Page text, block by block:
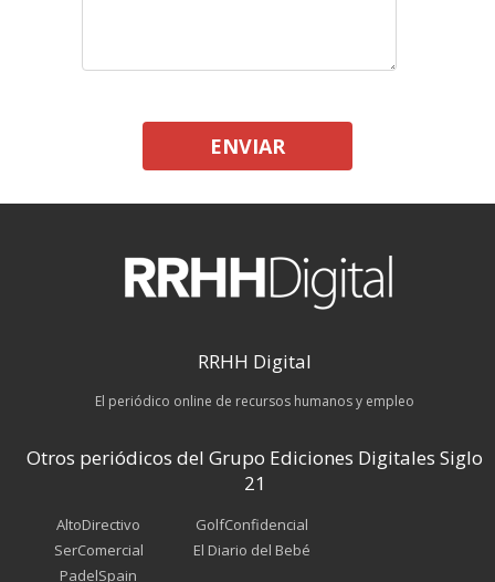
ENVIAR
RRHH Digital
El periódico online de recursos humanos y empleo
Otros periódicos del Grupo Ediciones Digitales Siglo
21
AltoDirectivo
SerComercial
PadelSpain
GolfConfidencial
El Diario del Bebé